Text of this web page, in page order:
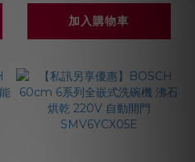
加入購物車